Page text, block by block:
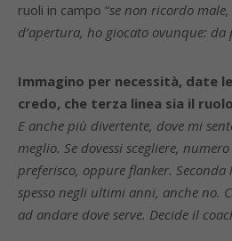
ruoli in campo “se non ricordo
d’apertura, ho giocato ovunque: da
Immagino per necessità, date
credo, che terza linea sia il
E anche più divertente, dove mi
meglio. Se dovessi scegliere,
preferisco, oppure flanker. Seconda
spesso negli ultimi anni, anche no.
ad andare dove serve. Decide il